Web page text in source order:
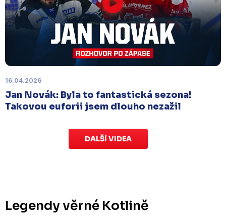
Úterý 18. listopadu | Utkání 15. kola proti Ústí nad
Labem, které se mělo původně odehrát 15.
listopadu, bylo z důvodu marodky Slovanu
. Kluby se domluvily na náhradním
termínu, Bruslaři se s Ústím nad Labem utkají doma
v Kotlině ve středu 26. listopadu od 18:00.
16.04.2026
Jan Novák: Byla to fantastická sezona!
Takovou euforii jsem dlouho nezažil
DALŠÍ VIDEA
Legendy věrné Kotlině